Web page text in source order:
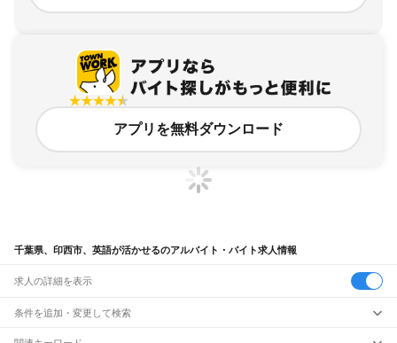
アプリを無料ダウンロード
千葉県、印西市、英語が活かせるのアルバイト・バイト求人情報
求人の詳細を表示
条件を追加・変更して検索